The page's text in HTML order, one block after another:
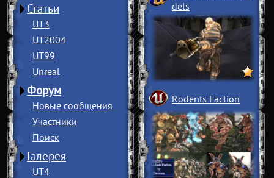
Статьи
UT3
UT2004
UT99
Unreal
Форум
Новые сообщения
Участники
Поиск
Галерея
UT4
dels
Rodents Faction